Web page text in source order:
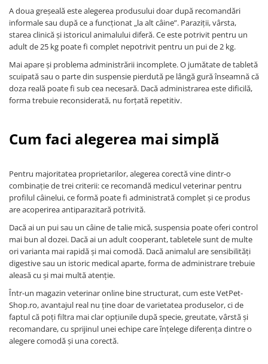
A doua greșeală este alegerea produsului doar după recomandări
informale sau după ce a funcționat „la alt câine”. Paraziții, vârsta,
starea clinică și istoricul animalului diferă. Ce este potrivit pentru un
adult de 25 kg poate fi complet nepotrivit pentru un pui de 2 kg.
Mai apare și problema administrării incomplete. O jumătate de tabletă
scuipată sau o parte din suspensie pierdută pe lângă gură înseamnă că
doza reală poate fi sub cea necesară. Dacă administrarea este dificilă,
forma trebuie reconsiderată, nu forțată repetitiv.
Cum faci alegerea mai simplă
Pentru majoritatea proprietarilor, alegerea corectă vine dintr-o
combinație de trei criterii: ce recomandă medicul veterinar pentru
profilul câinelui, ce formă poate fi administrată complet și ce produs
are acoperirea antiparazitară potrivită.
Dacă ai un pui sau un câine de talie mică, suspensia poate oferi control
mai bun al dozei. Dacă ai un adult cooperant, tabletele sunt de multe
ori varianta mai rapidă și mai comodă. Dacă animalul are sensibilități
digestive sau un istoric medical aparte, forma de administrare trebuie
aleasă cu și mai multă atenție.
Într-un magazin veterinar online bine structurat, cum este VetPet-
Shop.ro, avantajul real nu ține doar de varietatea produselor, ci de
faptul că poți filtra mai clar opțiunile după specie, greutate, vârstă și
recomandare, cu sprijinul unei echipe care înțelege diferența dintre o
alegere comodă și una corectă.